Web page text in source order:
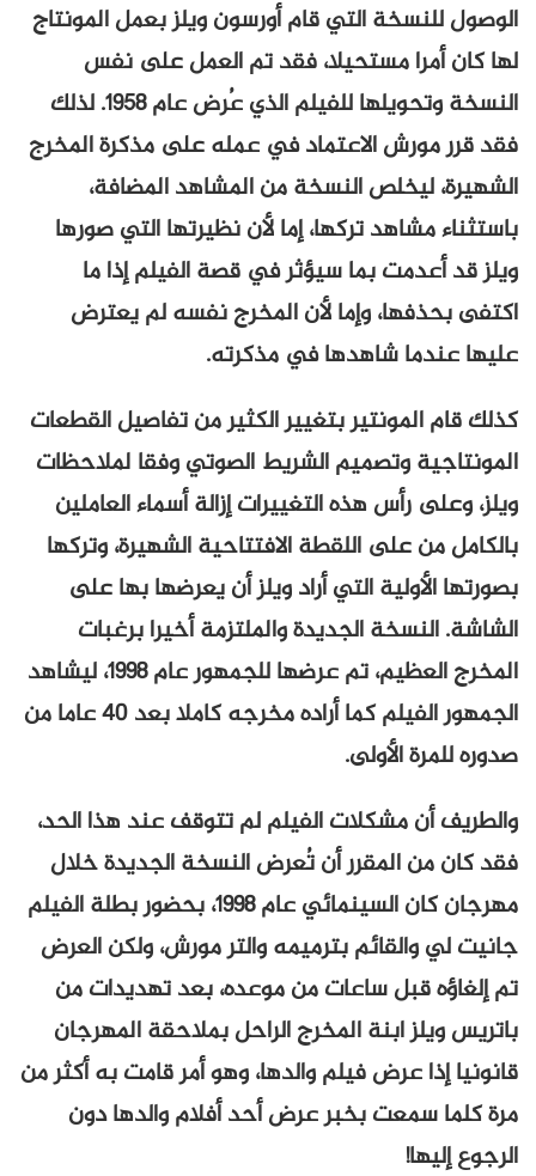
الوصول للنسخة التي قام أورسون ويلز بعمل المونتاج
لها كان أمرا مستحيلا، فقد تم العمل على نفس
النسخة وتحويلها للفيلم الذي عُرض عام 1958. لذلك
فقد قرر مورش الاعتماد في عمله على مذكرة المخرج
الشهيرة، ليخلص النسخة من المشاهد المضافة،
باستثناء مشاهد تركها، إما لأن نظيرتها التي صورها
ويلز قد أعدمت بما سيؤثر في قصة الفيلم إذا ما
اكتفى بحذفها، وإما لأن المخرج نفسه لم يعترض
عليها عندما شاهدها في مذكرته.
كذلك قام المونتير بتغيير الكثير من تفاصيل القطعات
المونتاجية وتصميم الشريط الصوتي وفقا لملاحظات
ويلز، وعلى رأس هذه التغييرات إزالة أسماء العاملين
بالكامل من على اللقطة الافتتاحية الشهيرة، وتركها
بصورتها الأولية التي أراد ويلز أن يعرضها بها على
الشاشة. النسخة الجديدة والملتزمة أخيرا برغبات
المخرج العظيم، تم عرضها للجمهور عام 1998، ليشاهد
الجمهور الفيلم كما أراده مخرجه كاملا بعد 40 عاما من
صدوره للمرة الأولى.
والطريف أن مشكلات الفيلم لم تتوقف عند هذا الحد،
فقد كان من المقرر أن تُعرض النسخة الجديدة خلال
مهرجان كان السينمائي عام 1998، بحضور بطلة الفيلم
جانيت لي والقائم بترميمه والتر مورش، ولكن العرض
تم إلغاؤه قبل ساعات من موعده، بعد تهديدات من
باتريس ويلز ابنة المخرج الراحل بملاحقة المهرجان
قانونيا إذا عرض فيلم والدها، وهو أمر قامت به أكثر من
مرة كلما سمعت بخبر عرض أحد أفلام والدها دون
الرجوع إليها!